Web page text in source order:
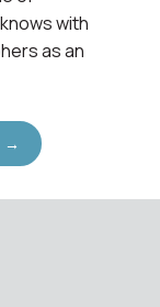
with
as an
→